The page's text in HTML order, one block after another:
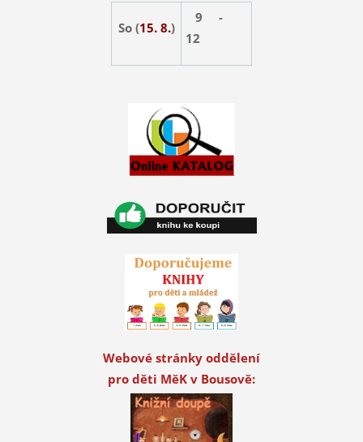
So (15. 8.)
9 -
12
Webové stránky oddělení
pro děti MěK v Bousově: